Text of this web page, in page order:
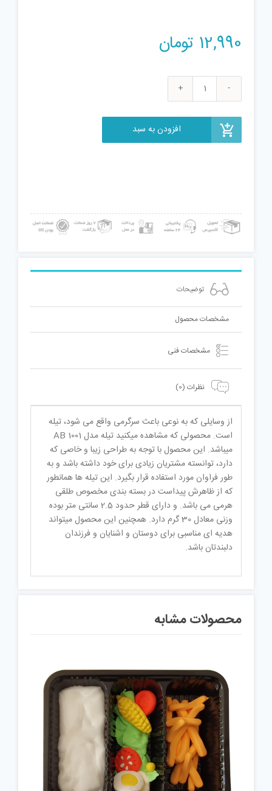
12,990 تومان
اسباب
افزودن به سبد
توضیحات
مشخصات محصول
مشخصات فنی
نظرات (0)
از وسایلی که به نوعی باعث سرگرمی واقع می شود، تیله
است. محصولی که مشاهده میکنید تیله مدل AB 1001
میباشد. این محصول با توجه به طراحی زیبا و خاصی که
دارد، توانسته مشتریان زیادی برای خود داشته باشد و به
طور فراوان مورد استفاده قرار بگیرد. این تیله ها همانطور
که از ظاهرش پیداست در بسته بندی مخصوص طلقی
هرمی می باشد. و دارای قطر حدود 2.5 سانتی متر بوده
وزنی معادل 30 گرم دارد. همچنین این محصول میتواند
هدیه ای مناسبی برای دوستان و اشنایان و فرزندان
دلبندتان باشد.
محصولات مشابه